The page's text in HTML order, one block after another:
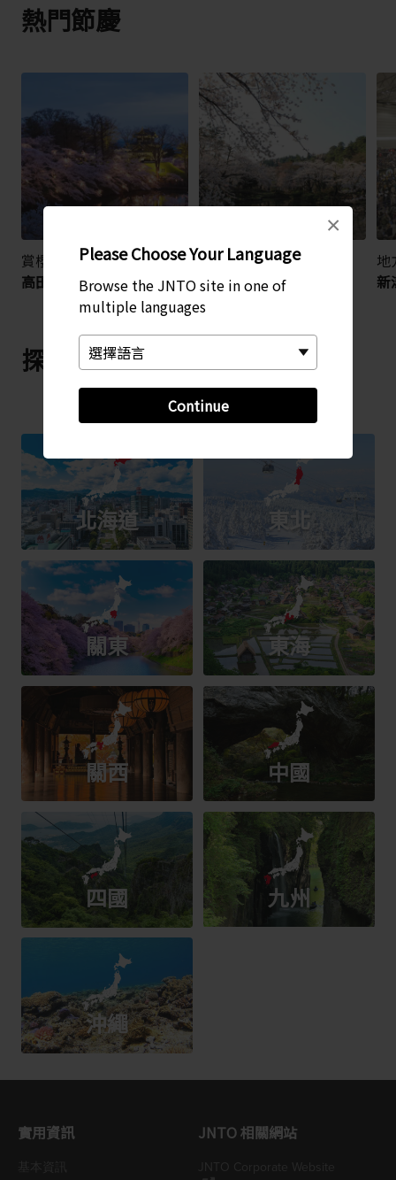
Please Choose Your Language
Browse the JNTO site in one of
multiple languages
Continue
×
熱門節慶
賞櫻
高田城百萬人賞櫻會
賞櫻
村松公園櫻花祭
地
新
探索其他地區
北海道 東北
關東 東海
關西 中國
四國 九州
沖繩
實用資訊 JNTO 相關網站